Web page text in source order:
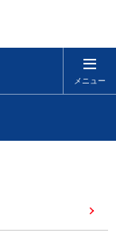
メニュー